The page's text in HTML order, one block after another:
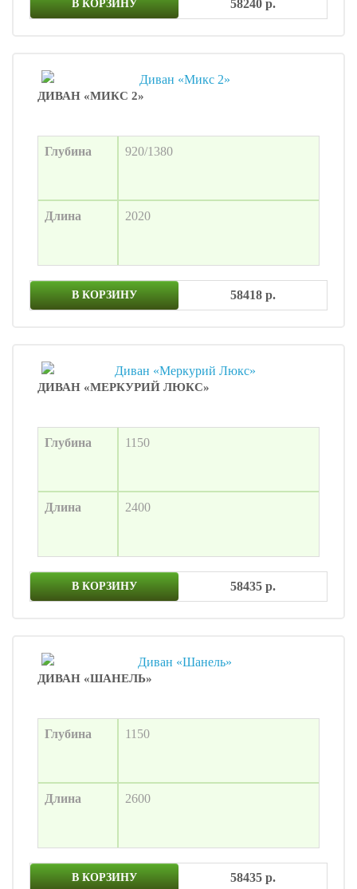
В КОРЗИНУ 58240 р.
ДИВАН «МИКС 2»
Глубина 920/1380
Длина 2020
В КОРЗИНУ 58418 р.
ДИВАН «МЕРКУРИЙ ЛЮКС»
Глубина 1150
Длина 2400
В КОРЗИНУ 58435 р.
ДИВАН «ШАНЕЛЬ»
Глубина 1150
Длина 2600
В КОРЗИНУ 58435 р.